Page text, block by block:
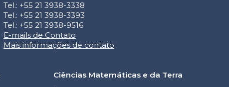
Tel.: +55 21 3938-3338
Tel.: +55 21 3938-3393
Tel.: +55 21 3938-9516
E-mails de Contato
Mais informações de contato
Ciências Matemáticas e da Terra